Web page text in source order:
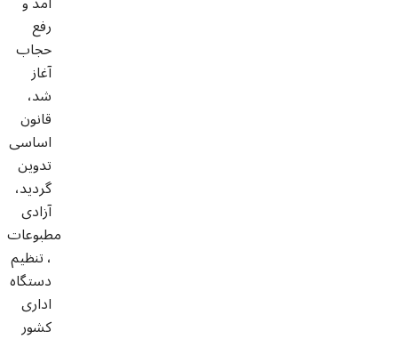
رفع
حجاب
آغاز
شد،
قانون
اساسی
تدوین
گردید،
آزادی
مطبوعات
، تنظیم
دستگاه
اداری
کشور